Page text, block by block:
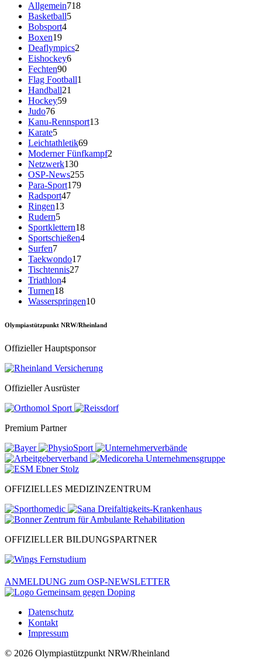
Allgemein718
Basketball5
Bobsport4
Boxen19
Deaflympics2
Eishockey6
Fechten90
Flag Football1
Handball21
Hockey59
Judo76
Kanu-Rennsport13
Karate5
Leichtathletik69
Moderner Fünfkampf2
Netzwerk130
OSP-News255
Para-Sport179
Radsport47
Ringen13
Rudern5
Sportklettern18
Sportschießen4
Surfen7
Taekwondo17
Tischtennis27
Triathlon4
Turnen18
Wasserspringen10
Olympiastützpunkt NRW/Rheinland
Offizieller Hauptsponsor
Offizieller Ausrüster
Premium Partner
OFFIZIELLES MEDIZINZENTRUM
OFFIZIELLER BILDUNGSPARTNER
ANMELDUNG zum OSP-NEWSLETTER
Datenschutz
Kontakt
Impressum
© 2026 Olympiastützpunkt NRW/Rheinland